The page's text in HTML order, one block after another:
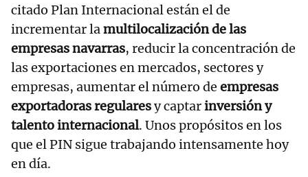
citado Plan Internacional están el de
incrementar lamultilocalización de las
empresas navarras, reducir la concentración de
las exportaciones en mercados, sectores y
empresas, aumentar el número de empresas
exportadoras regularesy captarinversión y
talento internacional. Unos propósitos en los
que el PIN sigue trabajando intensamente hoy
en día.